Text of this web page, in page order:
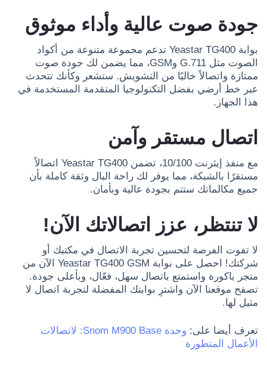
جودة صوت عالية وأداء موثوق
بوابة Yeastar TG400 تدعم مجموعة متنوعة من أكواد
الصوت مثل G.711 وGSM، مما يضمن لك جودة صوت
ممتازة واتصالاً خاليًا من التشويش. ستشعر وكأنك تتحدث
عبر خط أرضي بفضل التكنولوجيا المتقدمة المستخدمة في
هذا الجهاز.
اتصال مستقر وآمن
مع منفذ إيثرنت 10/100، تضمن Yeastar TG400 اتصالاً
مستقرًا بالشبكة، مما يوفر لك راحة البال وثقة كاملة بأن
جميع مكالماتك ستتم بجودة عالية وبأمان.
لا تنتظر، عزز اتصالاتك الآن!
لا تفوت الفرصة لتحسين تجربة الاتصال في مكتبك أو
شركتك! احصل على بوابة Yeastar TG400 GSM الآن من
متجر باكورة واستمتع باتصال سهل، فعّال، وبأعلى جودة.
تصفح موقعنا الآن واشترِ بوابتك المفضلة لتجربة اتصال لا
مثيل لها.
تعرف أيضا على:
وحدة Snom M900 Base: لاتصالات
الأعمال المتطورة